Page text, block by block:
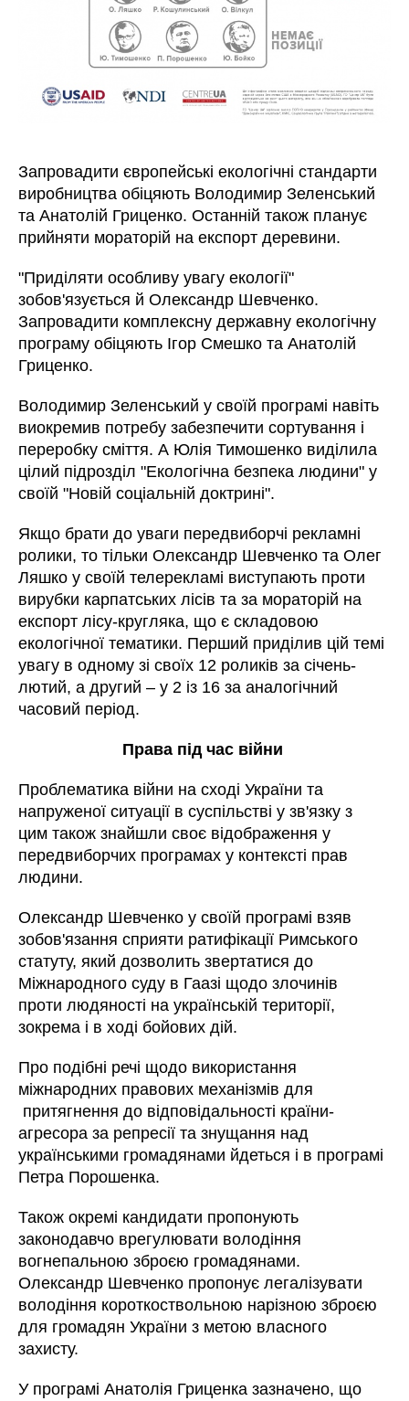
Запровадити європейські екологічні стандарти
виробництва обіцяють Володимир Зеленський
та Анатолій Гриценко. Останній також планує
прийняти мораторій на експорт деревини.
"Приділяти особливу увагу екології"
зобов'язується й Олександр Шевченко.
Запровадити комплексну державну екологічну
програму обіцяють Ігор Смешко та Анатолій
Гриценко.
Володимир Зеленський у своїй програмі навіть
виокремив потребу забезпечити сортування і
переробку сміття. А Юлія Тимошенко виділила
цілий підрозділ "Екологічна безпека людини" у
своїй "Новій соціальній доктрині".
Якщо брати до уваги передвиборчі рекламні
ролики, то тільки Олександр Шевченко та Олег
Ляшко у своїй телерекламі виступають проти
вирубки карпатських лісів та за мораторій на
експорт лісу-кругляка, що є складовою
екологічної тематики. Перший приділив цій темі
увагу в одному зі своїх 12 роликів за січень-
лютий, а другий – у 2 із 16 за аналогічний
часовий період.
Права під час війни
Проблематика війни на сході України та
напруженої ситуації в суспільстві у зв'язку з
цим також знайшли своє відображення у
передвиборчих програмах у контексті прав
людини.
Олександр Шевченко у своїй програмі взяв
зобов'язання сприяти ратифікації Римського
статуту, який дозволить звертатися до
Міжнародного суду в Гаазі щодо злочинів
проти людяності на українській території,
зокрема і в ході бойових дій.
Про подібні речі щодо використання
міжнародних правових механізмів для
притягнення до відповідальності країни-
агресора за репресії та знущання над
українськими громадянами йдеться і в програмі
Петра Порошенка.
Також окремі кандидати пропонують
законодавчо врегулювати володіння
вогнепальною зброєю громадянами.
Олександр Шевченко пропонує легалізувати
володіння короткоствольною нарізною зброєю
для громадян України з метою власного
захисту.
У програмі Анатолія Гриценка зазначено, що